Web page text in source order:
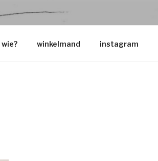
wie? winkelmand instagram